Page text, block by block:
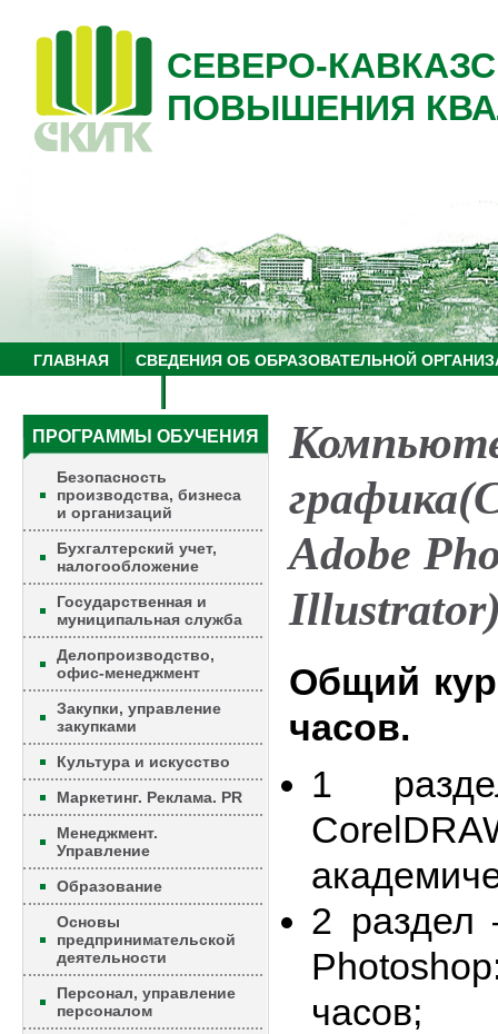
СЕВЕРО-
ПОВЫШЕНИЯ
ГЛАВНАЯ
СВЕДЕНИЯ ОБ ОБРАЗОВАТЕЛЬНОЙ
ПРОГРАММЫ ОБУЧЕНИЯ
Безопасность
производства, бизнеса
и организаций
Бухгалтерский учет,
налогообложение
Государственная и
муниципальная служба
Делопроизводство,
офис-менеджмент
Закупки, управление
закупками
Культура и искусство
Маркетинг. Реклама. PR
Менеджмент.
Управление
Образование
Основы
предпринимательской
деятельности
Персонал, управление
персоналом
Adobe
Общий
часов.
1
2 раздел
часов;